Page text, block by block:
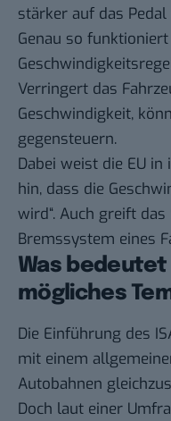
stärker auf das Pedal
Genau so
Verringert das
Geschwindigkeit,
gegensteuern.
Dabei weist die EU
hin, dass die
wird“. Auch greift
Bremssystem eines
Was
mögliches
Die Einführung des
mit einem
Autobahnen
Doch laut einer